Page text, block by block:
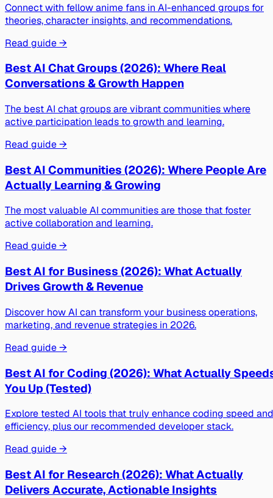
Connect with fellow anime fans in AI-enhanced groups for
theories, character insights, and recommendations.
Read guide →
Best AI Chat Groups (2026): Where Real
Conversations & Growth Happen
The best AI chat groups are vibrant communities where
active participation leads to growth and learning.
Read guide →
Best AI Communities (2026): Where People Are
Actually Learning & Growing
The most valuable AI communities are those that foster
active collaboration and learning.
Read guide →
Best AI for Business (2026): What Actually
Drives Growth & Revenue
Discover how AI can transform your business operations,
marketing, and revenue strategies in 2026.
Read guide →
Best AI for Coding (2026): What Actually
You Up (Tested)
Explore tested AI tools that truly enhance coding speed and
efficiency, plus our recommended developer stack.
Read guide →
Best AI for Research (2026): What Actually
Delivers Accurate, Actionable Insights